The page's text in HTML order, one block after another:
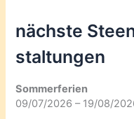
nächste
staltungen
Sommerferien
09/07/2026 – 19/08/